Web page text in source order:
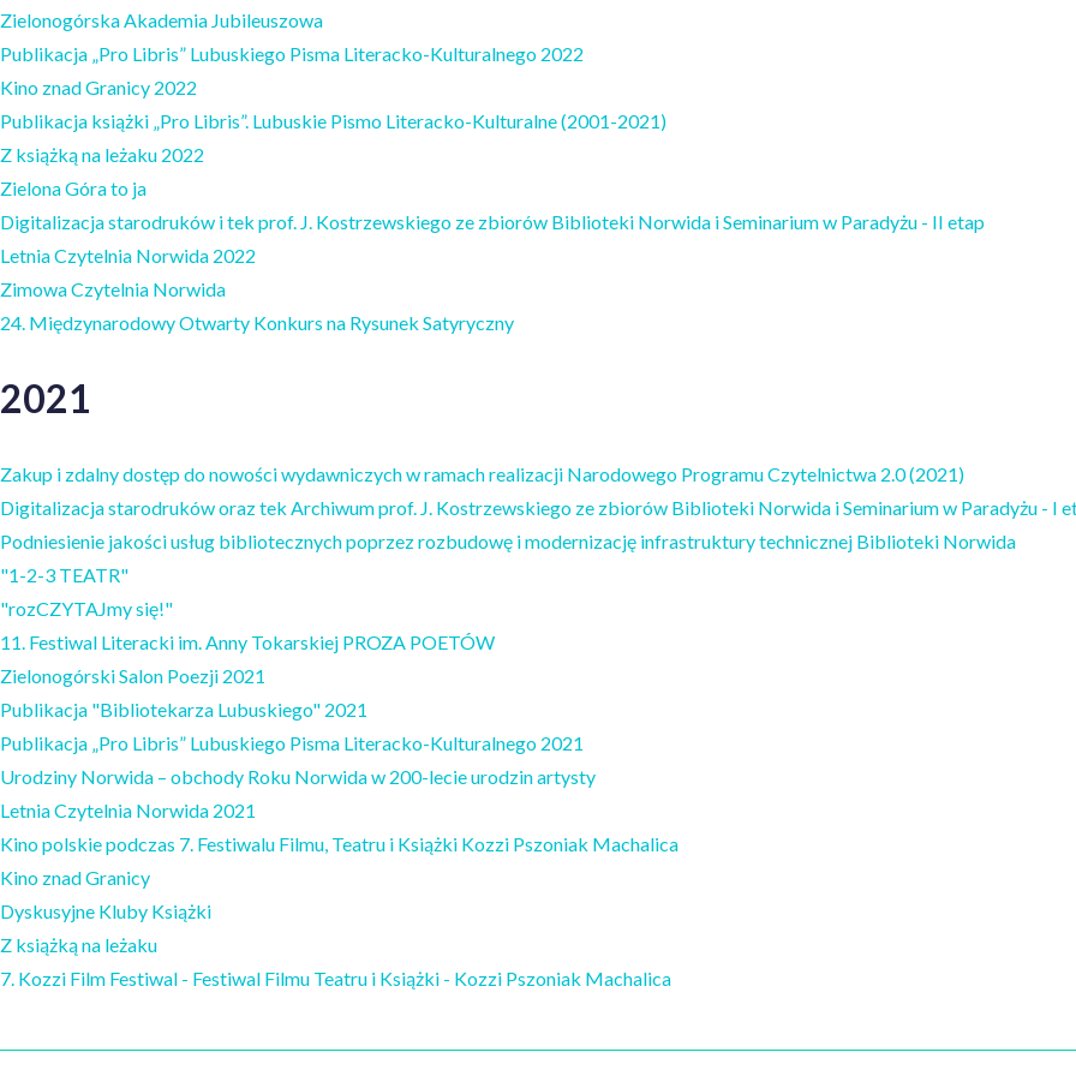
Zielonogórska Akademia Jubileuszowa
Publikacja „Pro Libris” Lubuskiego Pisma Literacko-Kulturalnego 2022
Kino znad Granicy 2022
Publikacja książki „Pro Libris”. Lubuskie Pismo Literacko-Kulturalne (2001-2021)
Z książką na leżaku 2022
Zielona Góra to ja
Digitalizacja starodruków i tek prof. J. Kostrzewskiego ze zbiorów Biblioteki Norwida i Seminarium w Paradyżu - II etap
Letnia Czytelnia Norwida 2022
Zimowa Czytelnia Norwida
24. Międzynarodowy Otwarty Konkurs na Rysunek Satyryczny
2021
Zakup i zdalny dostęp do nowości wydawniczych w ramach realizacji Narodowego Programu Czytelnictwa 2.0 (2021)
Digitalizacja starodruków oraz tek Archiwum prof. J. Kostrzewskiego ze zbiorów Biblioteki Norwida i Seminarium w Paradyżu - I
Podniesienie jakości usług bibliotecznych poprzez rozbudowę i modernizację infrastruktury technicznej Biblioteki Norwida
"1-2-3 TEATR"
"rozCZYTAJmy się!"
11. Festiwal Literacki im. Anny Tokarskiej PROZA POETÓW
Zielonogórski Salon Poezji 2021
Publikacja "Bibliotekarza Lubuskiego" 2021
Publikacja „Pro Libris” Lubuskiego Pisma Literacko-Kulturalnego 2021
Urodziny Norwida – obchody Roku Norwida w 200-lecie urodzin artysty
Letnia Czytelnia Norwida 2021
Kino polskie podczas 7. Festiwalu Filmu, Teatru i Książki Kozzi Pszoniak Machalica
Kino znad Granicy
Dyskusyjne Kluby Książki
Z książką na leżaku
7. Kozzi Film Festiwal - Festiwal Filmu Teatru i Książki - Kozzi Pszoniak Machalica